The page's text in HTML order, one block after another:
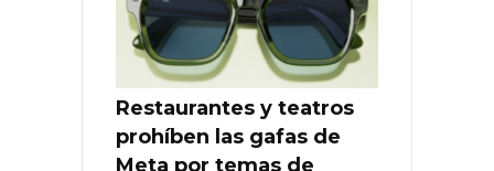
Restaurantes y teatros
prohíben las gafas de
Meta por temas de